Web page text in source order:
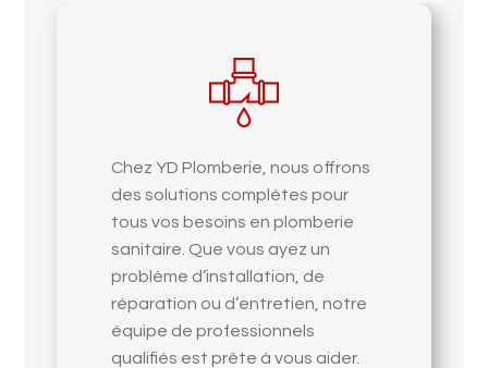
Chez YD Plomberie, nous offrons
des solutions complètes pour
tous vos besoins en plomberie
sanitaire. Que vous ayez un
problème d’installation, de
réparation ou d’entretien, notre
équipe de professionnels
qualifiés est prête à vous aider.